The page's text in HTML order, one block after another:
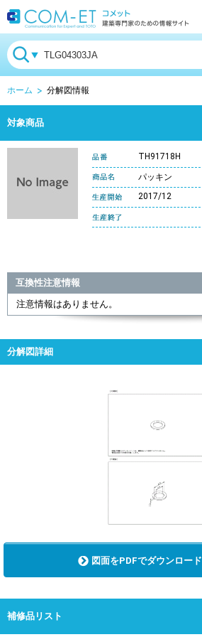
ホーム 分解図情報
対象商品
TH91718H
パッキン
2017/12
互換性注意情報
注意情報はありません。
分解図詳細
図面をPDFでダウンロード
補修品リスト